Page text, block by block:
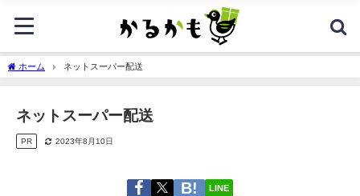
ホーム ネットスーパー配送
ネットスーパー配送
PR 2023年8月10日
LINE